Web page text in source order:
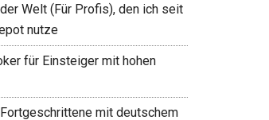
Welt (Für Profis), den ich seit
nutze
für Einsteiger mit hohen
mit deutschem